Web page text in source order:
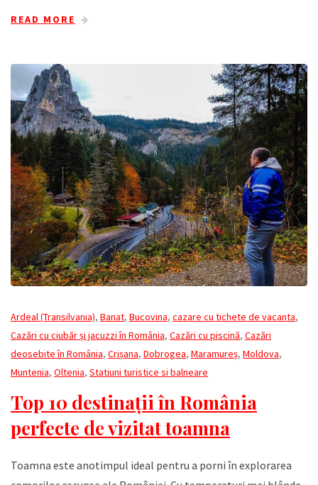
READ MORE
Ardeal (Transilvania), Banat, Bucovina, cazare cu tichete de vacanta,
Cazări cu ciubăr și jacuzzi în România, Cazări cu piscină, Cazări
deosebite în România, Crișana, Dobrogea, Maramureș, Moldova,
Muntenia, Oltenia, Statiuni turistice si balneare
Top 10 destinații în România
perfecte de vizitat toamna
Toamna este anotimpul ideal pentru a porni în explorarea